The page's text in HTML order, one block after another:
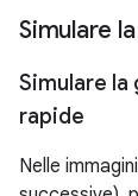
Simulare
Simulare
rapide
Nelle immagini